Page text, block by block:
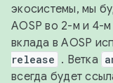
экосистемы, мы
AOSP во 2-м и 4-
вклада в AOSP
release . Ветка
всегда будет